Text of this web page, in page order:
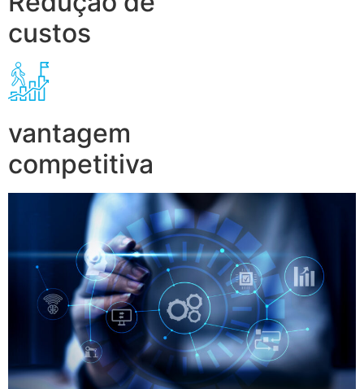
custos
vantagem
competitiva